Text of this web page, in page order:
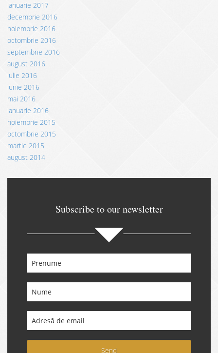
ianuarie 2017
decembrie 2016
noiembrie 2016
octombrie 2016
septembrie 2016
august 2016
iulie 2016
iunie 2016
mai 2016
ianuarie 2016
noiembrie 2015
octombrie 2015
martie 2015
august 2014
Subscribe to our newsletter
Send